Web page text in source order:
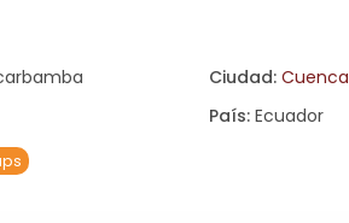
Ciudad: Cuenca
País: Ecuador